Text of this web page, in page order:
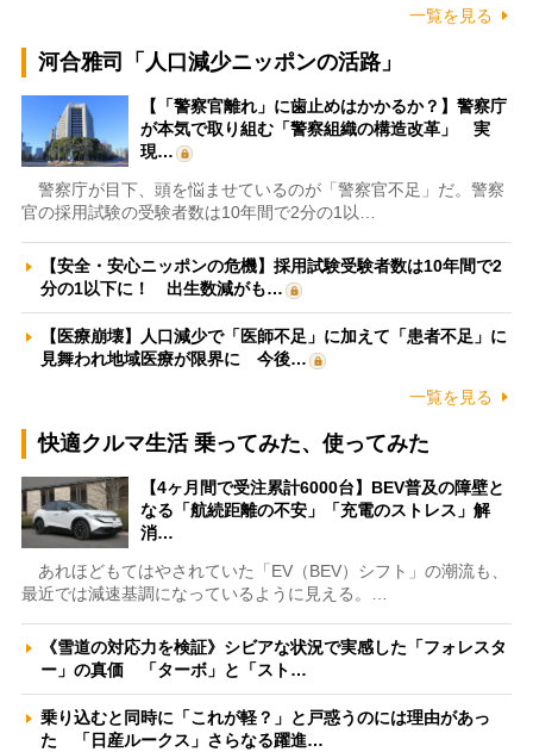
一覧を見る
河合雅司「人口減少ニッポンの活路」
【「警察官離れ」に歯止めはかかるか？】警察庁
が本気で取り組む「警察組織の構造改革」 実
現…
警察庁が目下、頭を悩ませているのが「警察官不足」だ。警察
官の採用試験の受験者数は10年間で2分の1以…
【安全・安心ニッポンの危機】採用試験受験者数は10年間で2
分の1以下に！ 出生数減がも…
【医療崩壊】人口減少で「医師不足」に加えて「患者不足」に
見舞われ地域医療が限界に 今後…
一覧を見る
快適クルマ生活 乗ってみた、使ってみた
【4ヶ月間で受注累計6000台】BEV普及の障壁と
なる「航続距離の不安」「充電のストレス」解
消…
あれほどもてはやされていた「EV（BEV）シフト」の潮流も、
最近では減速基調になっているように見える。…
《雪道の対応力を検証》シビアな状況で実感した「フォレスタ
ー」の真価 「ターボ」と「スト…
乗り込むと同時に「これが軽？」と戸惑うのには理由があっ
た 「日産ルークス」さらなる躍進…